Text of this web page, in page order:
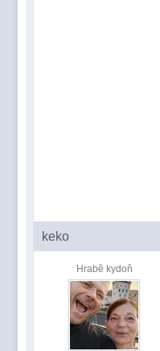
keko
Hrabě kydoň